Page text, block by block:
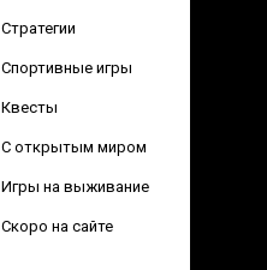
Стратегии
Спортивные игры
Квесты
С открытым миром
Игры на выживание
Скоро на сайте